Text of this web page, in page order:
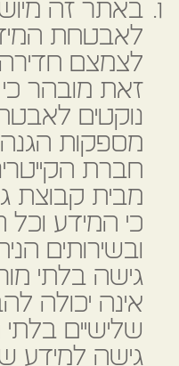
באתר זה
לאבטחת
לצמצם חדירה
זאת מובהר
נוקטים
מספקות
חברת
מבית קבוצת
כי המידע
ובשירותים
גישה בלתי
אינה יכולה
שלישיים בלתי
גישה למידע